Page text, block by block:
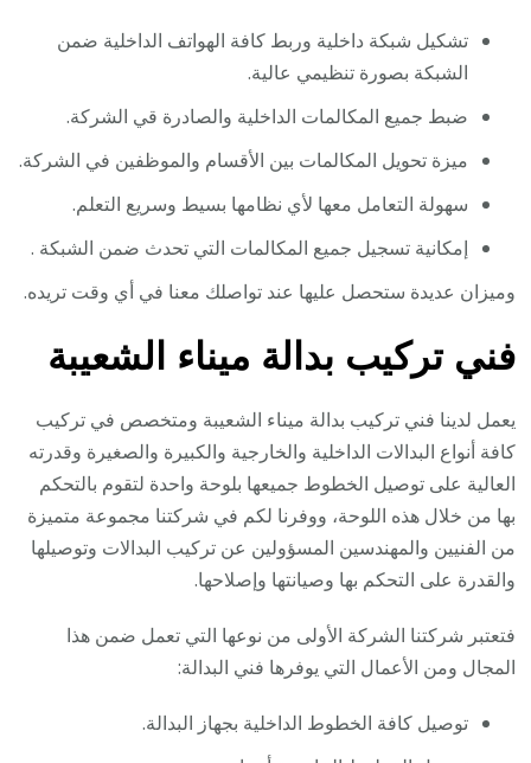
تشكيل شبكة داخلية وربط كافة الهواتف الداخلية ضمن
الشبكة بصورة تنظيمي عالية.
ضبط جميع المكالمات الداخلية والصادرة قي الشركة.
ميزة تحويل المكالمات بين الأقسام والموظفين في الشركة.
سهولة التعامل معها لأي نظامها بسيط وسريع التعلم.
إمكانية تسجيل جميع المكالمات التي تحدث ضمن الشبكة .
وميزان عديدة ستحصل عليها عند تواصلك معنا في أي وقت تريده.
فني تركيب بدالة ميناء الشعيبة
يعمل لدينا فني تركيب بدالة ميناء الشعيبة ومتخصص في تركيب
كافة أنواع البدالات الداخلية والخارجية والكبيرة والصغيرة وقدرته
العالية على توصيل الخطوط جميعها بلوحة واحدة لتقوم بالتحكم
بها من خلال هذه اللوحة، ووفرنا لكم في شركتنا مجموعة متميزة
من الفنيين والمهندسين المسؤولين عن تركيب البدالات وتوصيلها
والقدرة على التحكم بها وصيانتها وإصلاحها.
فتعتبر شركتنا الشركة الأولى من نوعها التي تعمل ضمن هذا
المجال ومن الأعمال التي يوفرها فني البدالة:
توصيل كافة الخطوط الداخلية بجهاز البدالة.